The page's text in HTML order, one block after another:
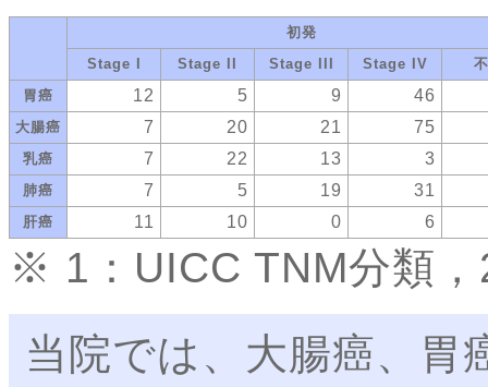
初発
Stage I
Stage II Stage III Stage IV
胃癌
12 5 9 46
大腸癌 7 20 21 75
乳癌 7 22 13 3
肺癌 7 5 19 31
肝癌 11 10 0 6
※ 1：UICC TNM分類
当院では、大腸癌、